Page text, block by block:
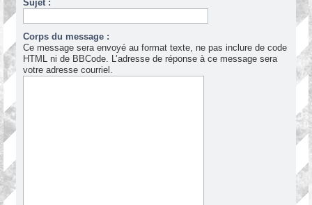
Sujet :
Corps du message :
Ce message sera envoyé au format texte, ne pas inclure de code
HTML ni de BBCode. L’adresse de réponse à ce message sera
votre adresse courriel.